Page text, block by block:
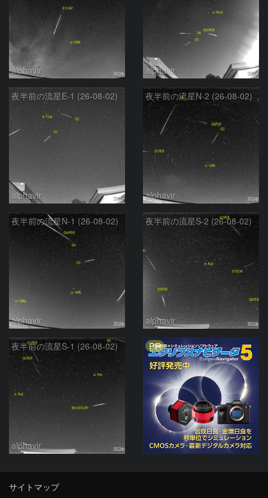
alphavir alphavir
夜半前の流星E-1 (26-08-02)
alphavir
夜半前の流星N-2 (26-08-02)
alphavir
夜半前の流星N-1 (26-08-02)
alphavir
夜半前の流星S-2 (26-08-02)
alphavir
夜半前の流星S-1 (26-08-02)
alphavir
PR
サイトマップ